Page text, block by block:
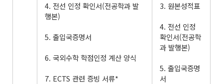
4. 전선 인정 확인서(전공학과 발
행본)
5. 출입국증명서
6. 국외수학 학점인정 계산 양식
7. ECTS 관련 증빙 서류*
3. 원본성적표
4. 전선 인정
확인서(전공학
과 발행본)
5. 출입국증명
서